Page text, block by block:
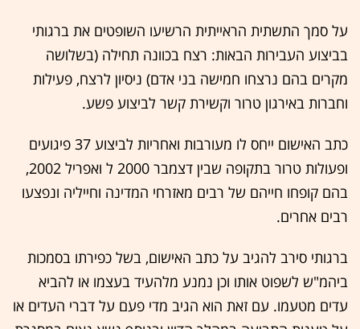
על סמך התשתית הראייתית הרשיעו השופטים את ברגותי
בביצוע העבירות הבאות: רצח בכוונה תחילה (בשלושה
מקרים בהם נרצחו חמישה בני אדם) ניסיון לרצח, פעילות
וחברות באירגון טרור וקשירת קשר לביצוע פשע.
כתב האישום ייחס לו מעורבות ואחריות לביצוע 37 פיגועים
ופעולות טרור בתקופה שבין דצמבר 2000 ל ואפריל 2002,
בהם קופחו חייהם של רבים מאזרחי המדינה וחייליה ונפצעו
רבים אחרים.
ברגותי סירב להגיב על כתב האישום, בשל כפירתו בסמכות
ביהמ"ש לשפוט אותו וכן נמנע מלהעיד בעצמו או להביא
עדים מטעמו. עם זאת הוא הגיב מדי פעם על דברי העדים או